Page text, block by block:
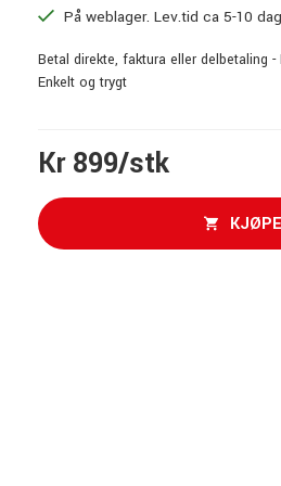
På weblager. Lev.tid ca 5-10
Betal direkte, faktura eller delbetaling
Enkelt og trygt
Kr 899/stk
KJØPE